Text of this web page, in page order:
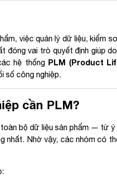
việc quản lý dữ liệu, kiểm
đóng vai trò quyết định giúp
hệ thống PLM (Product
số công nghiệp.
cần PLM?
toàn bộ dữ liệu sản phẩm — từ
nhất. Nhờ vậy, các nhóm có